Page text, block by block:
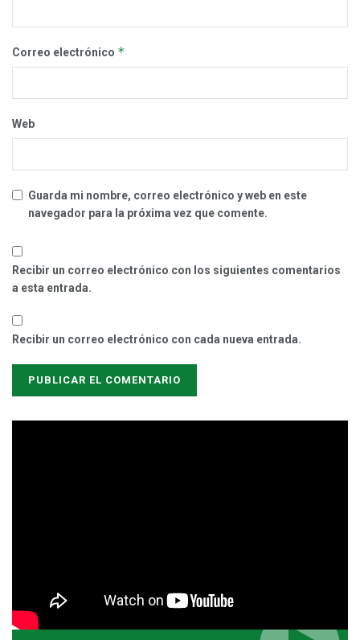
Correo electrónico *
Web
Guarda mi nombre, correo electrónico y web en este
navegador para la próxima vez que comente.
Recibir un correo electrónico con los siguientes comentarios
a esta entrada.
Recibir un correo electrónico con cada nueva entrada.